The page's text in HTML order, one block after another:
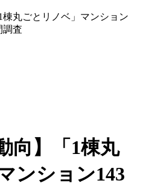
棟丸ごとリノベ」マンション
査
向】「1棟丸
ンション143